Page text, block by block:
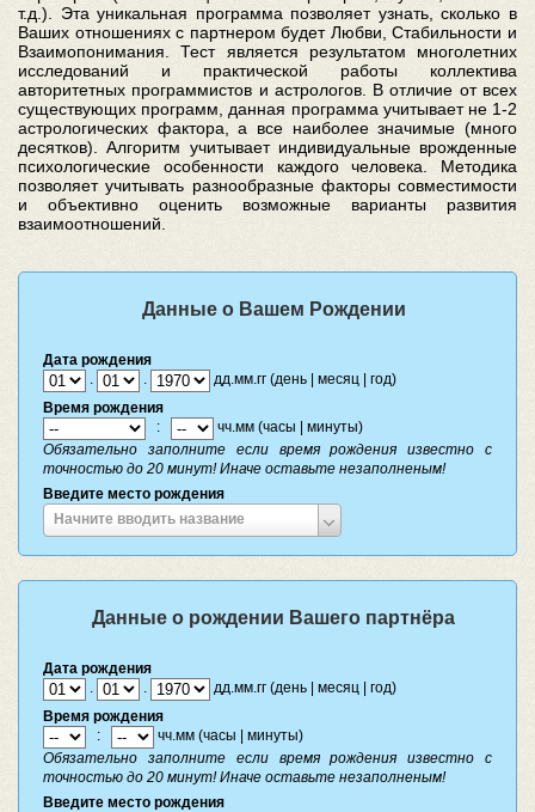
т.д.). Эта уникальная программа позволяет узнать, сколько в
Ваших отношениях с партнером будет Любви, Стабильности и
Взаимопонимания. Тест является результатом многолетних
исследований и практической работы коллектива
авторитетных программистов и астрологов. В отличие от всех
существующих программ, данная программа учитывает не 1-2
астрологических фактора, а все наиболее значимые (много
десятков). Алгоритм учитывает индивидуальные врожденные
психологические особенности каждого человека. Методика
позволяет учитывать разнообразные факторы совместимости
и объективно оценить возможные варианты развития
взаимоотношений.
Данные о Вашем Рождении
Дата рождения
.
.
дд.мм.гг (день | месяц | год)
Время рождения
:
чч.мм (часы | минуты)
Обязательно заполните если время рождения известно с
точностью до 20 минут! Иначе оставьте незаполненым!
Введите место рождения
Начните вводить название
Введите
Данные о рождении Вашего партнёра
Дата рождения
.
.
дд.мм.гг (день | месяц | год)
Время рождения
:
чч.мм (часы | минуты)
Обязательно заполните если время рождения известно с
точностью до 20 минут! Иначе оставьте незаполненым!
Введите место рождения